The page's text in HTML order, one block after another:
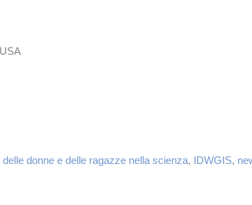
donne e delle ragazze nella scienza, IDWGIS,